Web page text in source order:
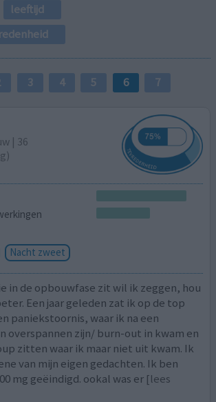
leeftijd
3 4 5 6 7
| 36
Nacht zweet
in de opbouwfase zit wil ik zeggen, hou
Een jaar geleden zat ik op de top
paniekstoornis, waar ik na een
overspannen zijn/ burn-out in kwam en
zitten waar ik maar niet uit kwam. Ik
van mijn eigen gedachten. Ik ben
mg geëindigd. ookal was er [lees